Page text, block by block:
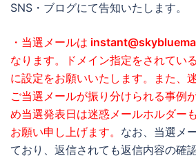
SNS・ブログにて告知いたします。
・当選メールは
なります。ドメイン指定をされてい
に設定をお願いいたします。また、
ご当選メールが振り分けられる事例
め当選発表日は迷惑メールホルダー
お願い申し上げます。 なお、当選メ
ており、返信されても返信内容の確